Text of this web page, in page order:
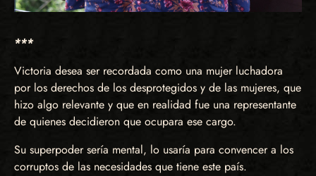
***
Victoria desea ser recordada como una mujer luchadora
por los derechos de los desprotegidos y de las mujeres, que
hizo algo relevante y que en realidad fue una representante
de quienes decidieron que ocupara ese cargo.
Su superpoder sería mental, lo usaría para convencer a los
corruptos de las necesidades que tiene este país.